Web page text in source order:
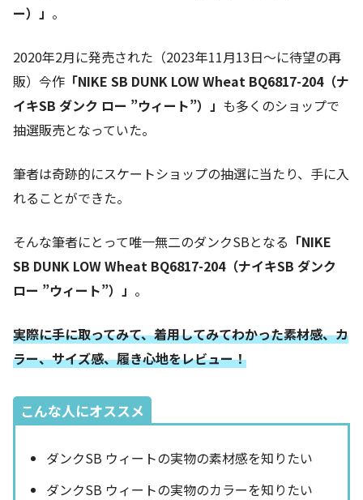
ー）」 。
2020年2月に発売された（2023年11月13日～に待望の再
販）今作 「NIKE SB DUNK LOW Wheat BQ6817-204（ナ
イキSB ダンク ロー ”ウィート”）」 も多くのショップで
抽選販売となっていた。
筆者は奇跡的にスケートショップの抽選に当たり、手に入
れることができた。
そんな筆者にとって唯一無二のダンクSBとなる 「NIKE
SB DUNK LOW Wheat BQ6817-204（ナイキSB ダンク
ロー ”ウィート”）」 。
実際に手に取ってみて、着用してみてわかった素材感、カ
ラー、サイズ感、履き心地をレビュー！
こんな人にオススメ
ダンクSB ウィートの実物の素材感を知りたい
ダンクSB ウィートの実物のカラーを知りたい